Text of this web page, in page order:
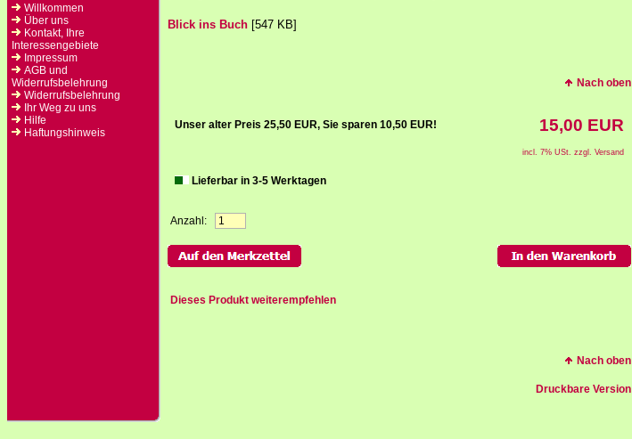
Willkommen
Über uns
Kontakt, Ihre
Interessengebiete
Impressum
AGB und
Widerrufsbelehrung
Widerrufsbelehrung
Ihr Weg zu uns
Hilfe
Haftungshinweis
Blick ins Buch [547 KB]
Nach oben
Unser alter Preis 25,50 EUR, Sie sparen 10,50 EUR! 15,00 EUR
incl. 7% USt. zzgl. Versand
Lieferbar in 3-5 Werktagen
Anzahl:
Dieses Produkt weiterempfehlen
Nach oben
Druckbare Version